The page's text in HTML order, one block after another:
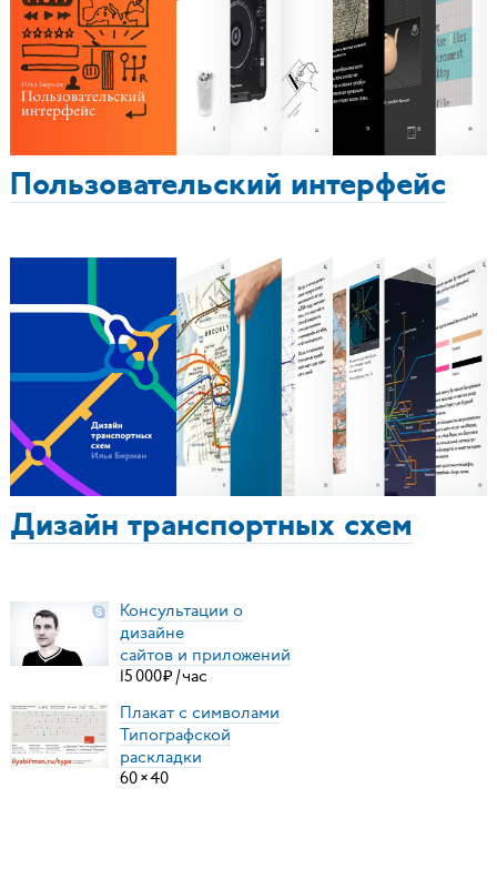
Пользовательский интерфейс
Дизайн транспортных схем
Консультации о
дизайне
сайтов и приложений
15000₽ /час
Плакат с символами
Типографской
раскладки
60×40